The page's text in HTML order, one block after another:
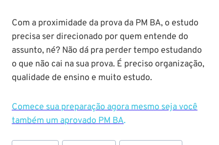
Com a proximidade da prova da PM BA, o estudo
precisa ser direcionado por quem entende do
assunto, né? Não dá pra perder tempo estudando
o que não cai na sua prova. É preciso organização,
qualidade de ensino e muito estudo.
Comece sua preparação agora mesmo seja você
também um aprovado PM BA.